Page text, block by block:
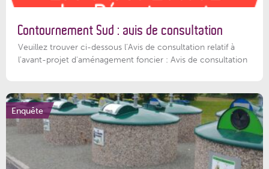
Contournement Sud : avis de consultation
Veuillez trouver ci-dessous l’Avis de consultation relatif à
l'avant-projet d'aménagement foncier : Avis de consultation
Enquête